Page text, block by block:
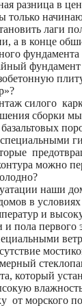
разница в
только
лаги
а в конце
фундамент
силого
сборки
базальтовых
можно
наши
в
и
пола первого
который
влажность
от морского